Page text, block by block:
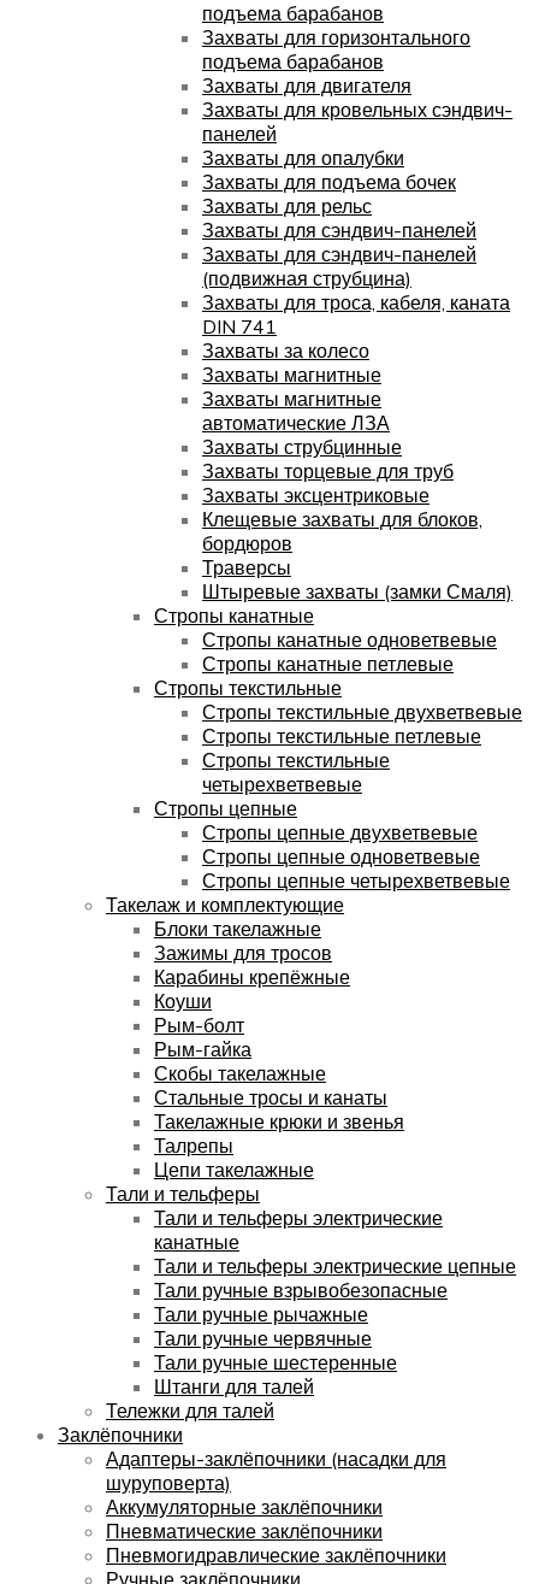
подъема барабанов
Захваты для горизонтального
подъема барабанов
Захваты для двигателя
Захваты для кровельных сэндвич-
панелей
Захваты для опалубки
Захваты для подъема бочек
Захваты для рельс
Захваты для сэндвич-панелей
Захваты для сэндвич-панелей
(подвижная струбцина)
Захваты для троса, кабеля, каната
DIN 741
Захваты за колесо
Захваты магнитные
Захваты магнитные
автоматические ЛЗА
Захваты струбцинные
Захваты торцевые для труб
Захваты эксцентриковые
Клещевые захваты для блоков,
бордюров
Траверсы
Штыревые захваты (замки Смаля)
Стропы канатные
Стропы канатные одноветвевые
Стропы канатные петлевые
Стропы текстильные
Стропы текстильные двухветвевые
Стропы текстильные петлевые
Стропы текстильные
четырехветвевые
Стропы цепные
Стропы цепные двухветвевые
Стропы цепные одноветвевые
Стропы цепные четырехветвевые
Такелаж и комплектующие
Блоки такелажные
Зажимы для тросов
Карабины крепёжные
Коуши
Рым-болт
Рым-гайка
Скобы такелажные
Стальные тросы и канаты
Такелажные крюки и звенья
Талрепы
Цепи такелажные
Тали и тельферы
Тали и тельферы электрические
канатные
Тали и тельферы электрические цепные
Тали ручные взрывобезопасные
Тали ручные рычажные
Тали ручные червячные
Тали ручные шестеренные
Штанги для талей
Тележки для талей
Заклёпочники
Адаптеры-заклёпочники (насадки для
шуруповерта)
Аккумуляторные заклёпочники
Пневматические заклёпочники
Пневмогидравлические заклёпочники
Ручные заклёпочники